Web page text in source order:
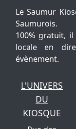
Le Saumur
Saumurois.
100% gratuit,
locale en
évènement.
L'UNIVERS
DU
KIOSQUE